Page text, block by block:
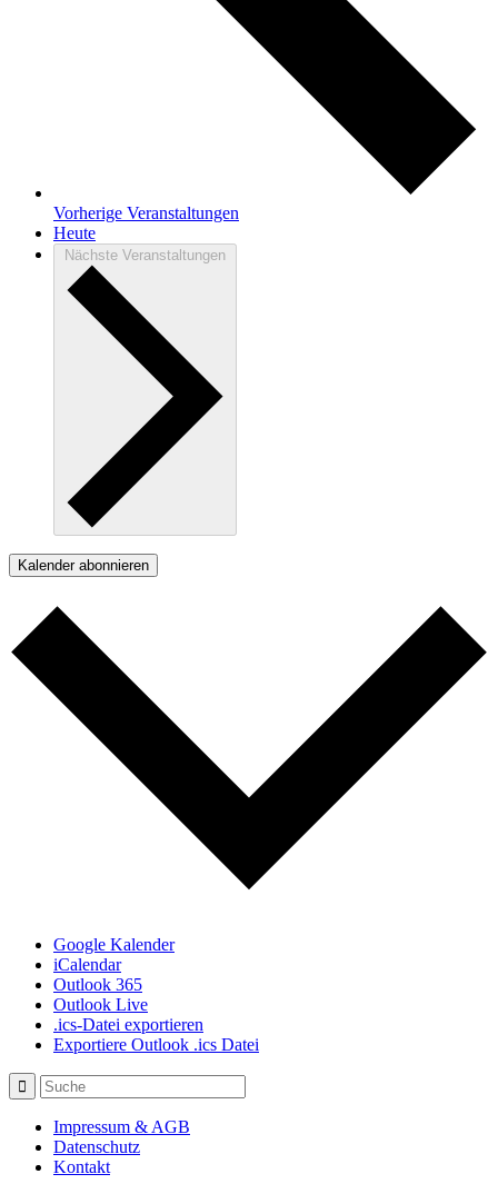
Vorherige Veranstaltungen
Heute
Nächste Veranstaltungen
Kalender abonnieren
Google Kalender
iCalendar
Outlook 365
Outlook Live
.ics-Datei exportieren
Exportiere Outlook .ics Datei
Impressum & AGB
Datenschutz
Kontakt